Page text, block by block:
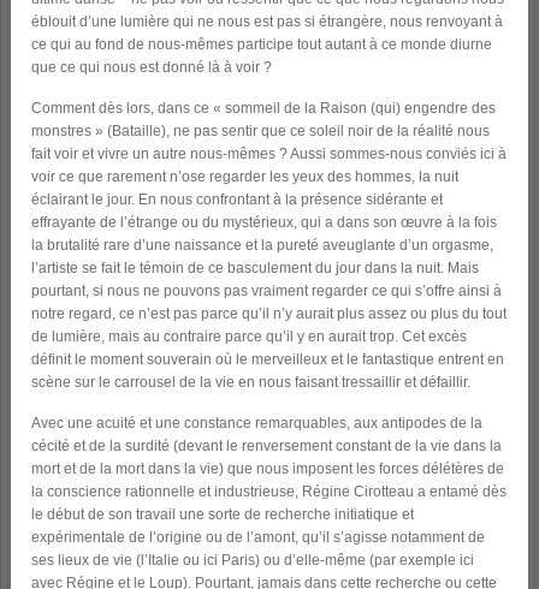
éblouit d’une lumière qui ne nous est pas si étrangère, nous renvoyant à
ce qui au fond de nous-mêmes participe tout autant à ce monde diurne
que ce qui nous est donné là à voir ?
Comment dès lors, dans ce « sommeil de la Raison (qui) engendre des
monstres » (Bataille), ne pas sentir que ce soleil noir de la réalité nous
fait voir et vivre un autre nous-mêmes ? Aussi sommes-nous conviés ici à
voir ce que rarement n’ose regarder les yeux des hommes, la nuit
éclairant le jour. En nous confrontant à la présence sidérante et
effrayante de l’étrange ou du mystérieux, qui a dans son œuvre à la fois
la brutalité rare d’une naissance et la pureté aveuglante d’un orgasme,
l’artiste se fait le témoin de ce basculement du jour dans la nuit. Mais
pourtant, si nous ne pouvons pas vraiment regarder ce qui s’offre ainsi à
notre regard, ce n’est pas parce qu’il n’y aurait plus assez ou plus du tout
de lumière, mais au contraire parce qu’il y en aurait trop. Cet excès
définit le moment souverain où le merveilleux et le fantastique entrent en
scène sur le carrousel de la vie en nous faisant tressaillir et défaillir.
Avec une acuité et une constance remarquables, aux antipodes de la
cécité et de la surdité (devant le renversement constant de la vie dans la
mort et de la mort dans la vie) que nous imposent les forces délétères de
la conscience rationnelle et industrieuse, Régine Cirotteau a entamé dès
le début de son travail une sorte de recherche initiatique et
expérimentale de l’origine ou de l’amont, qu’il s’agisse notamment de
ses lieux de vie (l’Italie ou ici Paris) ou d’elle-même (par exemple ici
avec Régine et le Loup). Pourtant, jamais dans cette recherche ou cette